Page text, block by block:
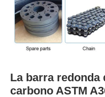
La barra redonda
carbono ASTM